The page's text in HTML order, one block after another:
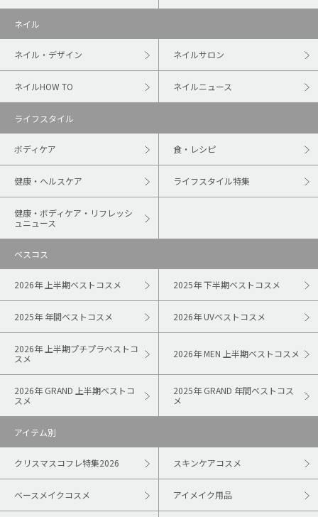
ネイル
ネイル・デザイン ネイルサロン
ネイルHOW TO ネイルニュース
ライフスタイル
ボディケア 食・レシピ
健康・ヘルスケア ライフスタイル特集
健康・ボディケア・リフレッシ
ュニュース
ベスコス
2026年 上半期ベストコスメ 2025年 下半期ベストコスメ
2025年 年間ベストコスメ 2026年 UVベストコスメ
2026年 上半期プチプラベストコ
スメ
2026年 MEN 上半期ベストコスメ
2026年 GRAND 上半期ベストコ
スメ
2025年 GRAND 年間ベストコス
メ
アイテム別
クリスマスコフレ特集2026 スキンケアコスメ
ベースメイクコスメ アイメイク用品